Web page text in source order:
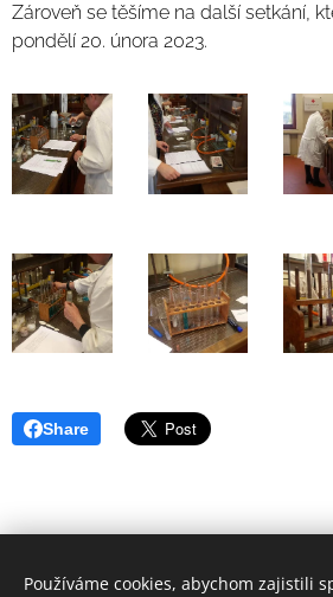
Zároveň se těšíme na další setkání,
pondělí 20. února 2023.
Share
Používáme cookies, abychom zajistili